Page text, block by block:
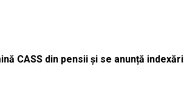
CASS din pensii și se anunță indexări